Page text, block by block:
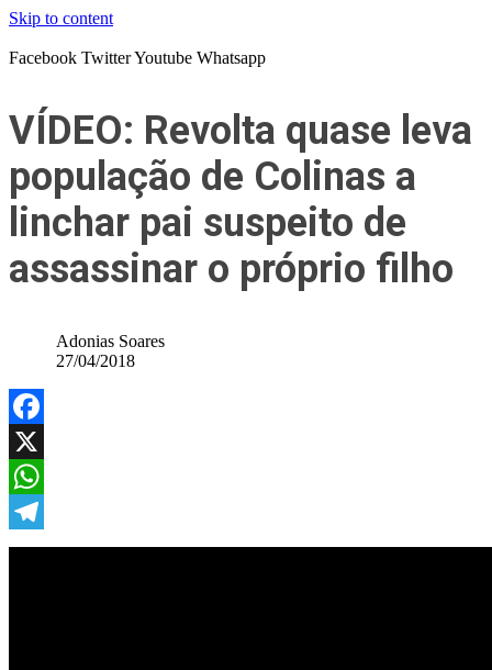
Skip to content
Facebook TwitterYoutube Whatsapp
VÍDEO: Revolta quase leva
população de Colinas a
linchar pai suspeito de
assassinar o próprio filho
Adonias Soares
27/04/2018
Facebook
X
WhatsApp
Telegram